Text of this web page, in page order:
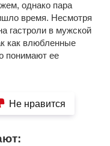
однако пара
время. Несмотря
гастроли в мужской
как влюбленные
понимают ее
Не нравится